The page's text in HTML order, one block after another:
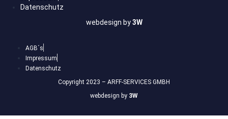
Datenschutz
webdesign by3W
AGB´s
Impressum
Datenschutz
Copyright 2023 – ARFF-SERVICES GMBH
webdesign by 3W